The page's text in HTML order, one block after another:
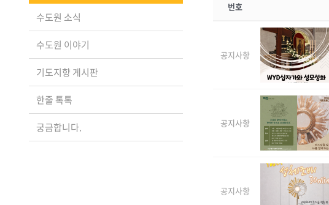
번호
공지사항
공지사항
공지사항
수도원 소식
수도원 이야기
기도지향 게시판
한줄 톡톡
궁금합니다.